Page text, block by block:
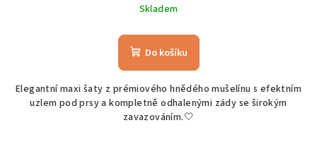
Skladem
Do košíku
Elegantní maxi šaty z prémiového hnědého mušelínu s efektním
uzlem pod prsy a kompletně odhalenými zády se širokým
zavazováním.🤍